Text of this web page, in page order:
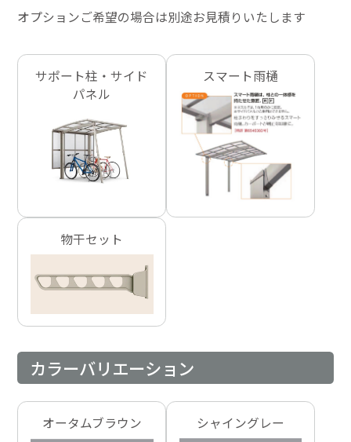
オプションご希望の場合は別途お見積りいたします
サポート柱・サイド
パネル
スマート雨樋
物干セット
カラーバリエーション
オータムブラウン シャイングレー